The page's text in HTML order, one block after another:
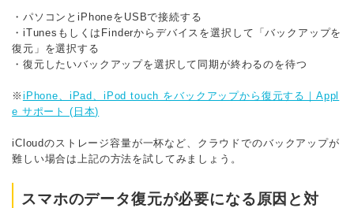
・パソコンとiPhoneをUSBで接続する
・iTunesもしくはFinderからデバイスを選択して「バックアップを
復元」を選択する
・復元したいバックアップを選択して同期が終わるのを待つ
※ iPhone、iPad、iPod touch をバックアップから復元する｜Appl
e サポート (日本)
iCloudのストレージ容量が一杯など、クラウドでのバックアップが
難しい場合は上記の方法を試してみましょう。
スマホのデータ復元が必要になる原因と対